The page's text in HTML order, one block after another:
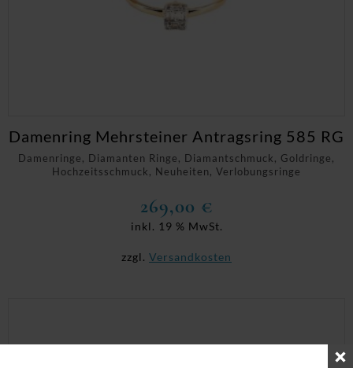
Damenringe, Diamanten Ringe, Diamantschmuck, Goldringe,
Hochzeitsschmuck, Neuheiten, Verlobungsringe
Damenring Mehrsteiner Antragsring 585 RG
269,00 €
inkl. 19 % MwSt.
zzgl. Versandkosten